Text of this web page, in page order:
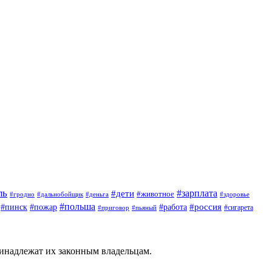
#гродно #дальнобойщик #деньга #дети #животное #зарплата #здоровье
#пинск #пожар #польша #приговор #пьяный #работа #россия #сигарета
их законным владельцам.